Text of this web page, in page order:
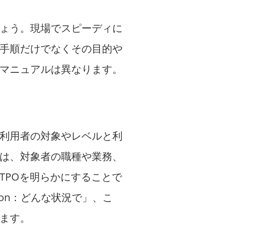
う。現場でスピーディに
順だけでなくその目的や
ュアルは異なります。
用者の対象やレベルと利
対象者の職種や業務、
を明らかにすることで
：どんな状況で」、こ
す。